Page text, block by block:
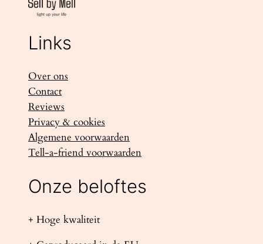
Links
Over ons
Contact
Reviews
Privacy & cookies
Algemene voorwaarden
Tell-a-friend voorwaarden
Onze beloftes
+ Hoge kwaliteit